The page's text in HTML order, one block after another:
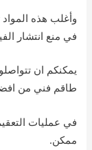
وأغلب هذه
في منع انتشار
يمكنكم ان
طاقم فني من
في عمليات
ممكن.